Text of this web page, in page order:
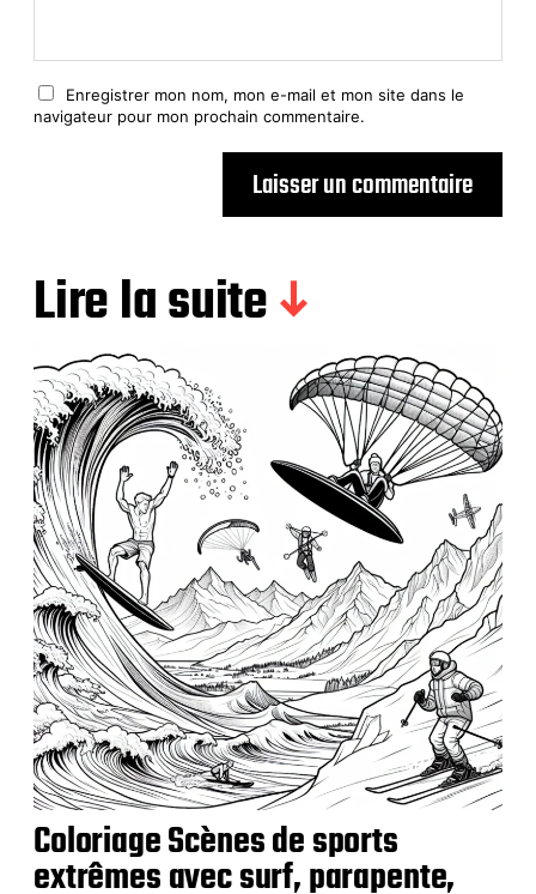
Enregistrer mon nom, mon e-mail et mon site dans le
navigateur pour mon prochain commentaire.
Lire la suite
Coloriage Scènes de sports
extrêmes avec surf, parapente,